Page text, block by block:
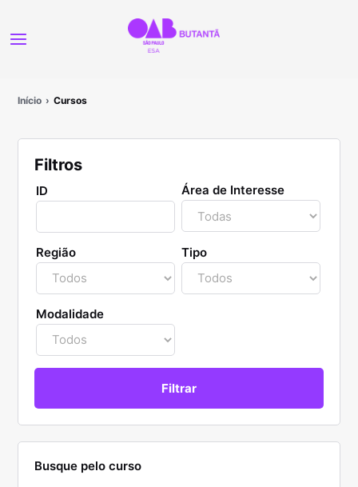
Início Cursos
Filtros
ID Área de Interesse
Região Tipo
Modalidade
Busque pelo curso